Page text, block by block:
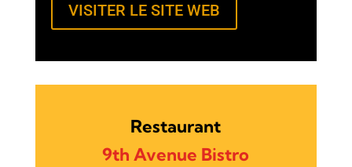
VISITER LE SITE WEB
Restaurant
9th Avenue Bistro